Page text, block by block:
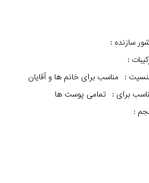
سازنده :
:
:
مناسب برای خانم ها و آقایان
برای :
تمامی پوست ها
: